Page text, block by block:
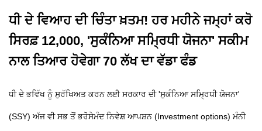
ਧੀ ਦੇ ਵਿਆਹ ਦੀ ਚਿੰਤਾ ਖ਼ਤਮ! ਹਰ ਮਹੀਨੇ ਜਮ੍ਹਾਂ ਕਰੋ
ਸਿਰਫ਼ 12,000, 'ਸੁਕੰਨਿਆ ਸਮ੍ਰਿਧੀ ਯੋਜਨਾ' ਸਕੀਮ
ਨਾਲ ਤਿਆਰ ਹੋਵੇਗਾ 70 ਲੱਖ ਦਾ ਵੱਡਾ ਫੰਡ
ਧੀ ਦੇ ਭਵਿੱਖ ਨੂੰ ਸੁਰੱਖਿਅਤ ਕਰਨ ਲਈ ਸਰਕਾਰ ਦੀ 'ਸੁਕੰਨਿਆ ਸਮ੍ਰਿਧੀ ਯੋਜਨਾ'
(SSY) ਅੱਜ ਵੀ ਸਭ ਤੋਂ ਭਰੋਸੇਮੰਦ ਨਿਵੇਸ਼ ਆਪਸ਼ਨ (Investment options) ਮੰਨੀ